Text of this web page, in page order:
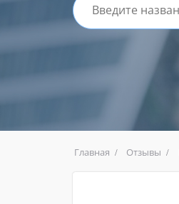
Главная Отзывы